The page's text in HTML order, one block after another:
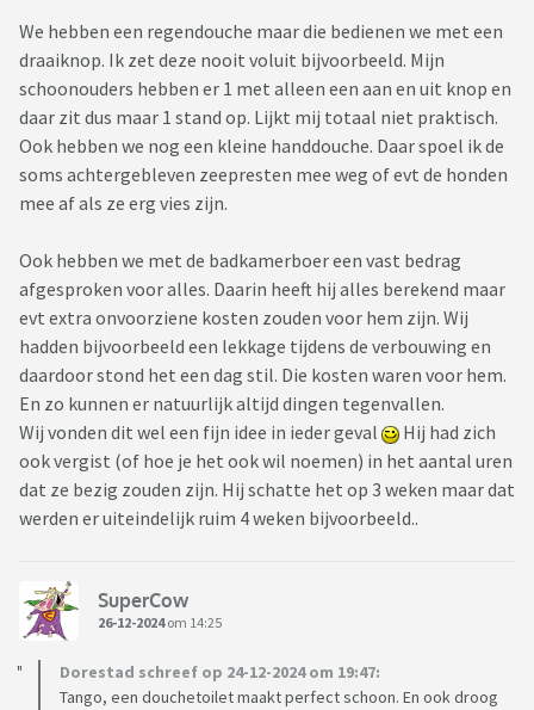
We hebben een regendouche maar die bedienen we met een
draaiknop. Ik zet deze nooit voluit bijvoorbeeld. Mijn
schoonouders hebben er 1 met alleen een aan en uit knop en
daar zit dus maar 1 stand op. Lijkt mij totaal niet praktisch.
Ook hebben we nog een kleine handdouche. Daar spoel ik de
soms achtergebleven zeepresten mee weg of evt de honden
mee af als ze erg vies zijn.
Ook hebben we met de badkamerboer een vast bedrag
afgesproken voor alles. Daarin heeft hij alles berekend maar
evt extra onvoorziene kosten zouden voor hem zijn. Wij
hadden bijvoorbeeld een lekkage tijdens de verbouwing en
daardoor stond het een dag stil. Die kosten waren voor hem.
En zo kunnen er natuurlijk altijd dingen tegenvallen.
Wij vonden dit wel een fijn idee in ieder geval
Hij had zich
ook vergist (of hoe je het ook wil noemen) in het aantal uren
dat ze bezig zouden zijn. Hij schatte het op 3 weken maar dat
werden er uiteindelijk ruim 4 weken bijvoorbeeld..
SuperCow
26-12-2024om 14:25
Dorestad schreef op 24-12-2024 om 19:47:
Tango, een douchetoilet maakt perfect schoon. En ook droog